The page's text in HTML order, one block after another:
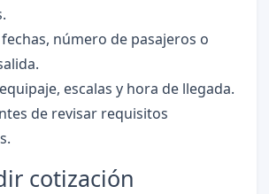
número de pasajeros o
escalas y hora de llegada.
de revisar requisitos
cotización